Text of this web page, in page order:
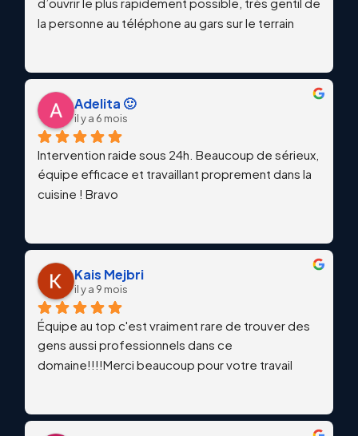
la personne au téléphone au gars sur le terrain
Adelita 🙂
il y a 6 mois
Intervention raide sous 24h. Beaucoup de sérieux,
équipe efficace et travaillant proprement dans la
cuisine ! Bravo
Kais Mejbri
il y a 9 mois
Équipe au top c'est vraiment rare de trouver des
gens aussi professionnels dans ce
domaine!!!!Merci beaucoup pour votre travail